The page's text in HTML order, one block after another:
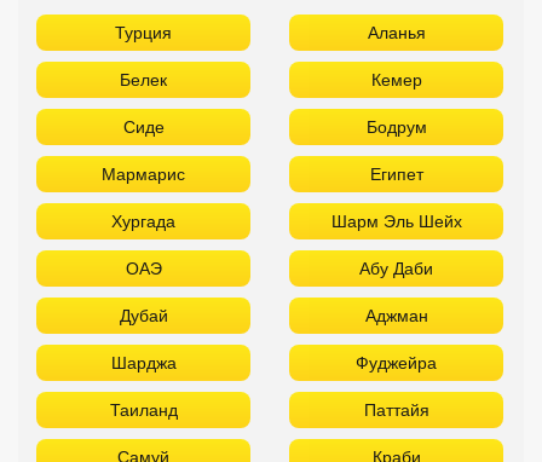
Турция Аланья
Белек Кемер
Сиде Бодрум
Мармарис Египет
Хургада Шарм Эль Шейх
ОАЭ Абу Даби
Дубай Аджман
Шарджа Фуджейра
Таиланд Паттайя
Самуй Краби